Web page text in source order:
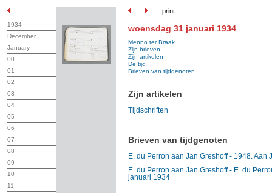
print
1934
December
January
00
01
02
03
04
05
06
07
08
09
10
11
woensdag 31 januari 1934
Menno ter Braak
Zijn brieven
Zijn artikelen
De tijd
Brieven van tijdgenoten
Zijn artikelen
Tijdschriften
Brieven van tijdgenoten
E. du Perron aan Jan Greshoff - 1948. Aan
E. du Perron aan Jan Greshoff - E. du
januari 1934